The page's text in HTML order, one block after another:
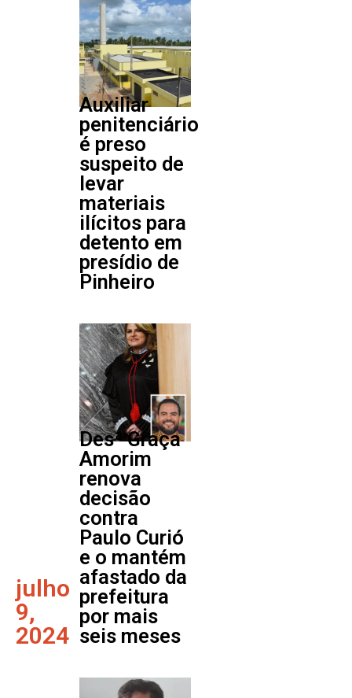
julho
9,
2024
Auxiliar
penitenciário
é preso
suspeito de
levar
materiais
ilícitos para
detento em
presídio de
Pinheiro
Desª Graça
Amorim
renova
decisão
contra
Paulo Curió
e o mantém
afastado da
prefeitura
por mais
seis meses